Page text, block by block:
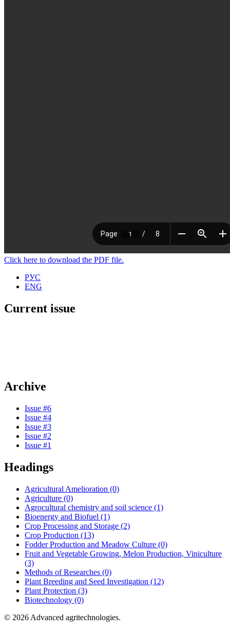
Click here to download the PDF file.
РУС
ENG
Current issue
Archive
Issue #6
Issue #4
Issue #3
Issue #2
Issue #1
Headings
Agricultural Amelioration (0)
Agriculture (0)
Agrocultural chemistry and soil science (1)
Bioenergy and Biofuel (1)
Crop Processing and Storage (2)
Crop Production (13)
Fodder Production and Meadow Culture (0)
Fruit and Vegetable Growing, Melon Production, Viniculture
(3)
Methods of Researches (0)
Plant Breeding and Seed Investigation (12)
Plant Protection (3)
Biotechnology (0)
© 2026 Advanced agritechnologies.